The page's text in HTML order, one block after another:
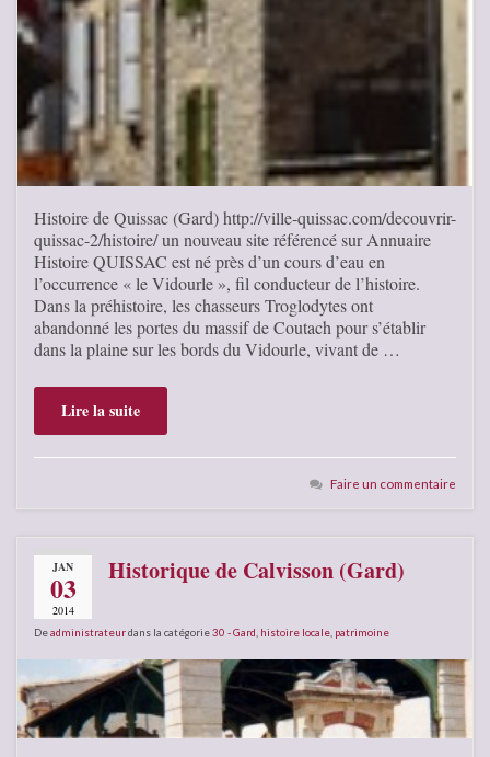
Histoire de Quissac (Gard) http://ville-quissac.com/decouvrir-
quissac-2/histoire/ un nouveau site référencé sur Annuaire
Histoire QUISSAC est né près d’un cours d’eau en
l’occurrence « le Vidourle », fil conducteur de l’histoire.
Dans la préhistoire, les chasseurs Troglodytes ont
abandonné les portes du massif de Coutach pour s’établir
dans la plaine sur les bords du Vidourle, vivant de …
Lire la suite
Faire un commentaire
JAN
03
2014
Historique de Calvisson (Gard)
Deadministrateurdans la catégorie30 - Gard histoire locale patrimoine